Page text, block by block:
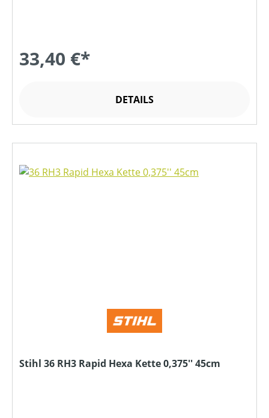
33,40 €*
DETAILS
Stihl 36 RH3 Rapid Hexa Kette 0,375'' 45cm